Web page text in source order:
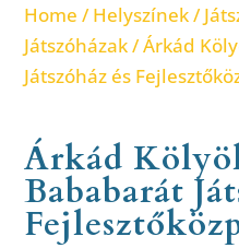
Home /Helyszínek/
Játszóházak/ Árkád
Játszóház és
Árkád
Bababarát